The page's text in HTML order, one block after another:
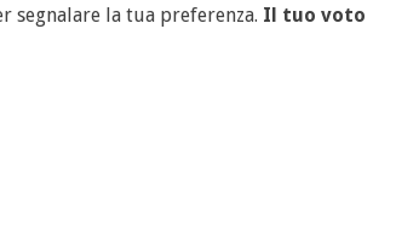
segnalare la tua preferenza. Il tuo voto